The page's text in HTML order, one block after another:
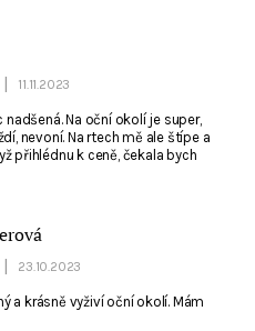
| 11.11.2023
Na oční okolí je super,
nevoní. Na rtech mě ale štípe a
přihlédnu k ceně, čekala bych
| 23.10.2023
a krásně vyživí oční okolí. Mám